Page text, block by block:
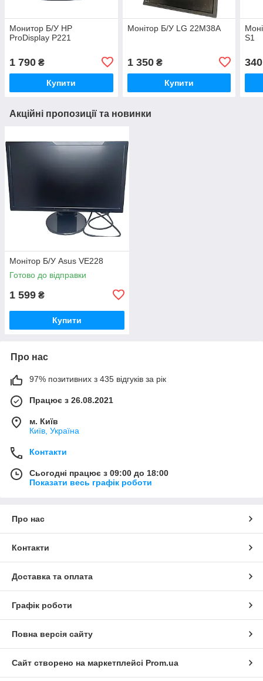
Монитор Б/У HP
ProDisplay P221
1 790 ₴
Купити
Монітор Б/У LG 22M38A
1 350₴
Купити
S1
340
Акційні пропозиції та новинки
Монітор Б/У Asus VE228
Готово до відправки
1 599 ₴
Купити
Про нас
97% позитивних з 435 відгуків за рік
Працює з 26.08.2021
м. Київ
Київ, Україна
Контакти
Сьогодні працює з 09:00 до 18:00
Показати весь графік роботи
Про нас
Контакти
Доставка та оплата
Графік роботи
Повна версія сайту
Сайт створено на маркетплейсі Prom.ua